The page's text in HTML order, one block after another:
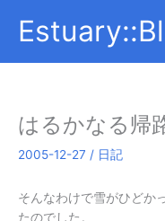
はるかなる帰
2005-12-27 / 日記
そんなわけで雪がひどか
たのでした。